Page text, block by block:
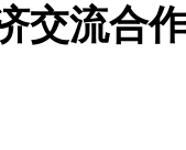
交流合